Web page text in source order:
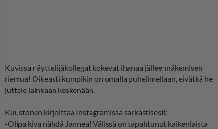
Kuvissa näyttelijäkollegat kokevat ihanaa jälleennäkemisen
riemua! Oikeasti kumpikin on omalla puhelimellaan, eivätkä he
juttele lainkaan keskenään.
Kuustonen kirjoittaa Instagramissa sarkastisesti:
-Olipa kiva nähdä Jannea! Välissä on tapahtunut kaikenlaista